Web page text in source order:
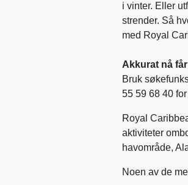
i vinter. Eller
strender. Så
med Royal
Akkurat nå
Bruk
55 59 68 40
Royal
aktiviteter
havområde,
Noen av de